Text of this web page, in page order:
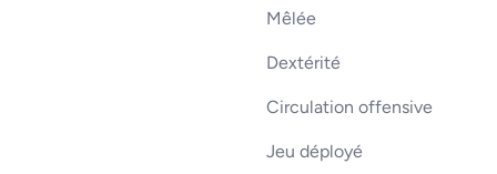
Mêlée
Dextérité
Circulation offensive
Jeu déployé